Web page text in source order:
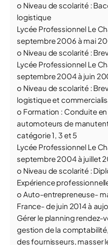
o Niveau de scolarité :
logistique
Lycée Professionnel Le
septembre 2006 à mai
o Niveau de scolarité :
Lycée Professionnel Le
septembre 2004 à juin
o Niveau de scolarité :
logistique et
o Formation : Conduite
automoteurs de
catégorie 1, 3 et 5
Lycée Professionnel Le
septembre 2004 à juillet
o Niveau de scolarité :
Expérience
o Auto-entrepreneuse-
France- de juin 2014 à
Gérer le planning rendez-
gestion de la
des fournisseurs, masser